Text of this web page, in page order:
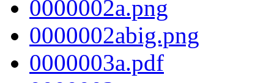
0000002a.png
0000002abig.png
0000003a.pdf